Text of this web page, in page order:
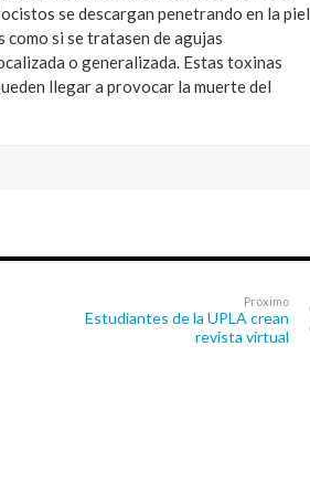
se descargan penetrando en la piel
si se tratasen de agujas
o generalizada. Estas toxinas
llegar a provocar la muerte del
Próximo
Estudiantes de la UPLA crean
revista virtual